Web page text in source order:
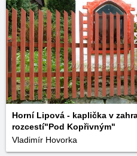
Horní Lipová - kaplička v
rozcestí"Pod Kopřivným"
Vladimír Hovorka